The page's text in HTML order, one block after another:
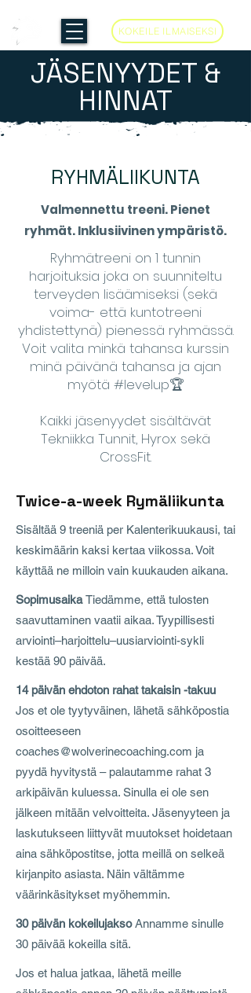
KOKEILE ILMAISEKSI
JÄSENYYDET &
HINNAT
RYHMÄLIIKUNTA
Valmennettu treeni. Pienet
ryhmät. Inklusiivinen ympäristö.
Ryhmätreeni on 1 tunnin
harjoituksia joka on suunniteltu
terveyden lisäämiseksi (sekä
voima- että kuntotreeni
yhdistettynä) pienessä ryhmässä.
Voit valita minkä tahansa kurssin
minä päivänä tahansa ja ajan
myötä #levelup🏆
Kaikki jäsenyydet sisältävät
Tekniikka Tunnit, Hyrox sekä
CrossFit.
Twice-a-week Rymäliikunta
Sisältää 9 treeniä per Kalenterikuukausi, tai
keskimäärin kaksi kertaa viikossa. Voit
käyttää ne milloin vain kuukauden aikana.
SopimusaikaTiedämme, että tulosten
saavuttaminen vaatii aikaa. Tyypillisesti
arviointi–harjoittelu–uusiarviointi-sykli
kestää 90 päivää.
14 päivän ehdoton rahat takaisin -takuu
Jos et ole tyytyväinen, lähetä sähköpostia
osoitteeseen
coaches@wolverinecoaching.com ja
pyydä hyvitystä – palautamme rahat 3
arkipäivän kuluessa. Sinulla ei ole sen
jälkeen mitään velvoitteita. Jäsenyyteen ja
laskutukseen liittyvät muutokset hoidetaan
aina sähköpostitse, jotta meillä on selkeä
kirjanpito asiasta. Näin vältämme
väärinkäsitykset myöhemmin.
30 päivän kokeilujaksoAnnamme sinulle
30 päivää kokeilla sitä.
Jos et halua jatkaa, lähetä meille